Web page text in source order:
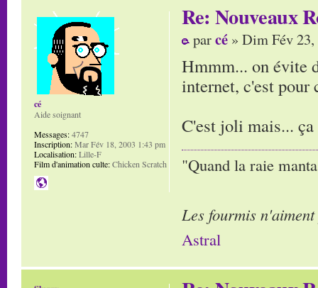
Re: Nouveaux
parcé » Dim Fév
Hmmm... on évite
internet, c'est pour
C'est joli mais... ça
"Quand la raie
Les fourmis
Astral
cé
Aide soignant
Messages:4747
Inscription:Mar Fév 18, 2003 1:43 pm
Localisation:Lille-F
Film d'animation culte:Chicken Scratch